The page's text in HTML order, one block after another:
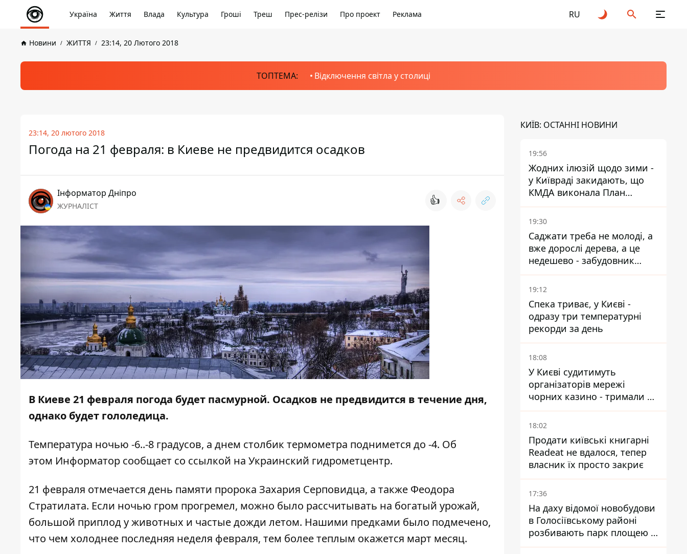
Україна Життя Влада Культура Гроші Треш Прес-релізи Про проект Реклама RU
Новини ЖИТТЯ 23:14, 20 Лютого 2018
ТОПТЕМА: Відключення світла у столиці
23:14, 20 лютого 2018
Погода на 21 февраля: в Киеве не предвидится осадков
Інформатор Дніпро
ЖУРНАЛІСТ 👍
В Киеве 21 февраля погода будет пасмурной. Осадков не предвидится в течение дня,
однако будет гололедица.
Температура ночью -6..-8 градусов, а днем столбик термометра поднимется до -4. Об
этом Информатор сообщает со ссылкой на Украинский гидрометцентр.
21 февраля отмечается день памяти пророка Захария Серповидца, а также Феодора
Стратилата. Если ночью гром прогремел, можно было рассчитывать на богатый урожай,
большой приплод у животных и частые дожди летом. Нашими предками было подмечено,
что чем холоднее последняя неделя февраля, тем более теплым окажется март месяц.
КИЇВ: ОСТАННІ НОВИНИ
19:56
Жодних ілюзій щодо зими -
у Київраді закидають, що
КМДА виконала План
стійкості на 20%
19:30
Саджати треба не молоді, а
вже дорослі дерева, а це
недешево - забудовник
Ніконов
19:12
Спека триває, у Києві -
одразу три температурні
рекорди за день
18:08
У Києві судитимуть
організаторів мережі
чорних казино - тримали 39
закладів
18:02
Продати київські книгарні
Readeat не вдалося, тепер
власник їх просто закриє
17:36
На даху відомої новобудови
в Голосіївському районі
розбивають парк площею в
гектар